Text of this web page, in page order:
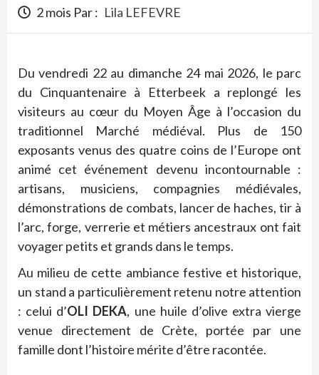
2 mois Par : Lila LEFEVRE
Du vendredi 22 au dimanche 24 mai 2026, le parc
du Cinquantenaire à Etterbeek a replongé les
visiteurs au cœur du Moyen Âge à l’occasion du
traditionnel Marché médiéval. Plus de 150
exposants venus des quatre coins de l’Europe ont
animé cet événement devenu incontournable :
artisans, musiciens, compagnies médiévales,
démonstrations de combats, lancer de haches, tir à
l’arc, forge, verrerie et métiers ancestraux ont fait
voyager petits et grands dans le temps.
Au milieu de cette ambiance festive et historique,
un stand a particulièrement retenu notre attention
: celui d’OLI DEKA, une huile d’olive extra vierge
venue directement de Crète, portée par une
famille dont l’histoire mérite d’être racontée.